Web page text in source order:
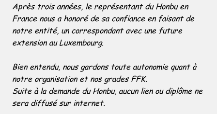
Après trois années, le représentant du Honbu en
France nous a honoré de sa confiance en faisant de
notre entité, un correspondant avec une future
extension au Luxembourg.
Bien entendu, nous gardons toute autonomie quant à
notre organisation et nos grades FFK.
Suite à la demande du Honbu, aucun lien ou diplôme ne
sera diffusé sur internet.